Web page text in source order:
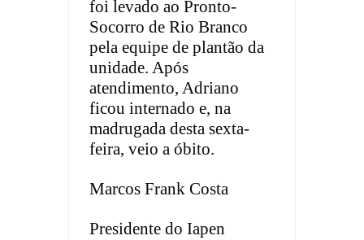
foi levado ao Pronto-
Socorro de Rio Branco
pela equipe de plantão da
unidade. Após
atendimento, Adriano
ficou internado e, na
madrugada desta sexta-
feira, veio a óbito.
Marcos Frank Costa
Presidente do Iapen